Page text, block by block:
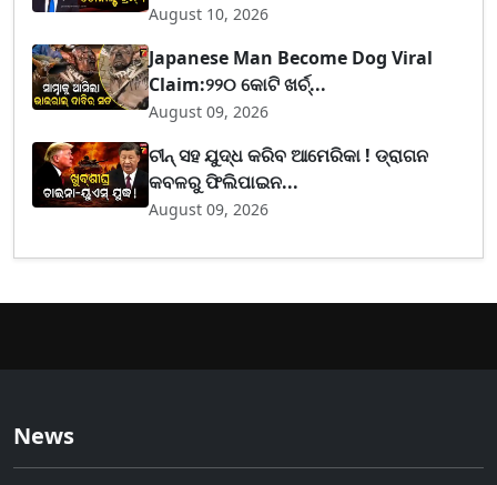
August 10, 2026
Japanese Man Become Dog Viral
Claim:୨୨୦ କୋଟି ଖର୍ଚ୍...
August 09, 2026
ଚୀନ୍ ସହ ଯୁଦ୍ଧ କରିବ ଆମେରିକା ! ଡ୍ରାଗନ
କବଳରୁ ଫିଲିପାଇନ...
August 09, 2026
News